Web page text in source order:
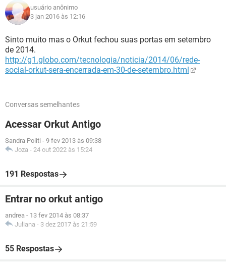
usuário anônimo
3 jan 2016 às 12:16
Sinto muito mas o Orkut fechou suas portas em setembro
de 2014.
http://g1.globo.com/tecnologia/noticia/2014/06/rede-
social-orkut-sera-encerrada-em-30-de-setembro.html
Conversas semelhantes
Acessar Orkut Antigo
Sandra Politi - 9 fev 2013 às 09:38
Joza - 24 out 2022 às 15:24
191 Respostas
Entrar no orkut antigo
andrea - 13 fev 2014 às 08:37
Juliana - 3 dez 2017 às 21:59
55 Respostas